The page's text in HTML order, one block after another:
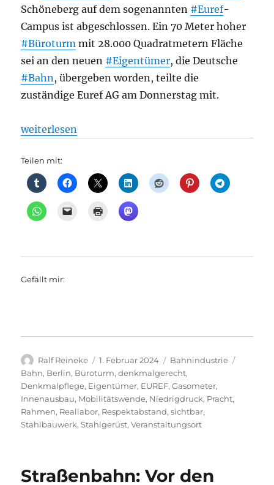
Schöneberg auf dem sogenannten #Euref-
Campus ist abgeschlossen. Ein 70 Meter hoher
#Büroturm mit 28.000 Quadratmetern Fläche
sei an den neuen #Eigentümer, die Deutsche
#Bahn, übergeben worden, teilte die
zuständige Euref AG am Donnerstag mit.
„Bahnindustrie: Industriedenkmal in Berlin-
weiterlesen
Teilen mit:
Gefällt mir:
Autor
Ralf Reineke
Veröffentlicht
am
1. Februar 2024 Kategorien
Bahnindustrie
Bahn, Berlin, Büroturm,denkmalgerecht,
Denkmalpflege, Eigentümer, EUREF,Gasometer,
Innenausbau, Mobilitätswende, Niedrigdruck, Pracht,
Rahmen, Reallabor, Respektabstand,sichtbar,
Stahlbauwerk,Stahlgerüst,Veranstaltungsort
Straßenbahn: Vor den